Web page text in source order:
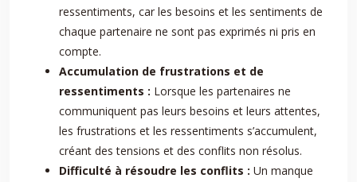
ressentiments, car les besoins et les sentiments de
chaque partenaire ne sont pas exprimés ni pris en
compte.
Accumulation de frustrations et de
ressentiments : Lorsque les partenaires ne
communiquent pas leurs besoins et leurs attentes,
les frustrations et les ressentiments s’accumulent,
créant des tensions et des conflits non résolus.
Difficulté à résoudre les conflits : Un manque